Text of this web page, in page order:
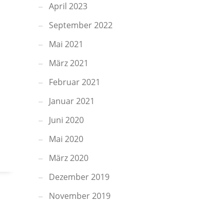
April 2023
September 2022
Mai 2021
März 2021
Februar 2021
Januar 2021
Juni 2020
Mai 2020
März 2020
Dezember 2019
November 2019